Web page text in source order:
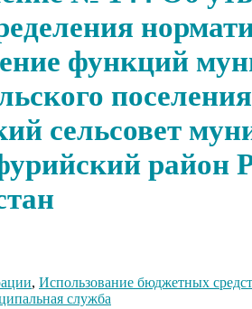
функций
поселения
сельсовет
район
, Использование бюджетных
служба